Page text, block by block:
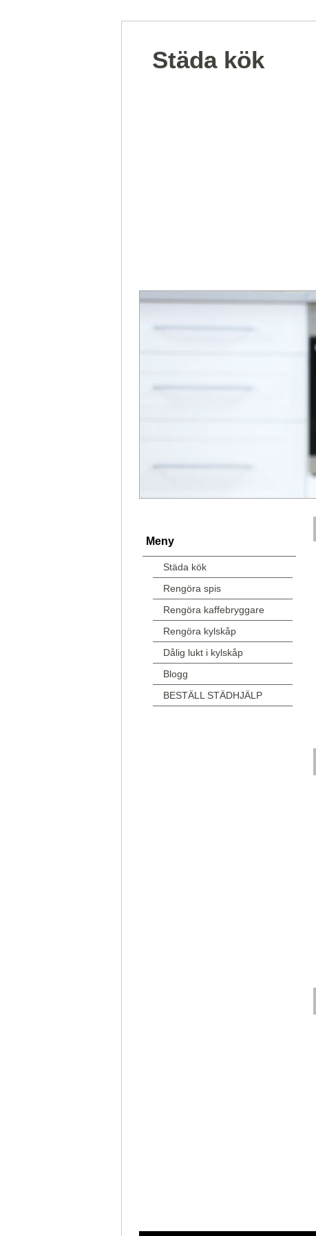
Städa kök
Meny
Städa kök
Rengöra spis
Rengöra kaffebryggare
Rengöra kylskåp
Dålig lukt i kylskåp
Blogg
BESTÄLL STÄDHJÄLP